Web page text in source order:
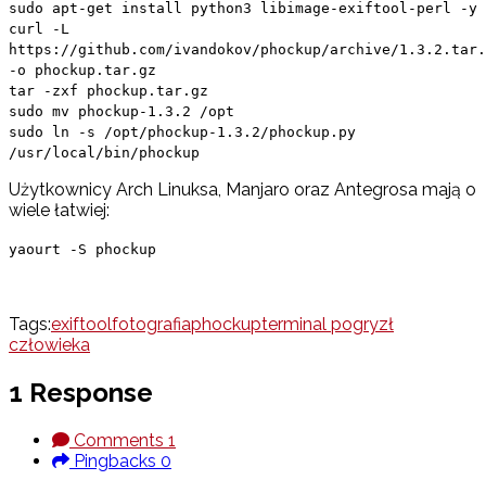
sudo apt-get install python3 libimage-exiftool-perl -y
curl -L
https://github.com/ivandokov/phockup/archive/
-o phockup.tar.gz
tar -zxf phockup.tar.gz
sudo mv phockup-1.3.2 /opt
sudo ln -s /opt/phockup-1.3.2/phockup.py
/usr/local/bin/phockup
Użytkownicy Arch Linuksa, Manjaro oraz Antegrosa mają o
wiele łatwiej:
yaourt -S phockup
Tags:exiftoolfotografiaphockupterminal pogryzł
człowieka
1 Response
Comments 1
Pingbacks 0